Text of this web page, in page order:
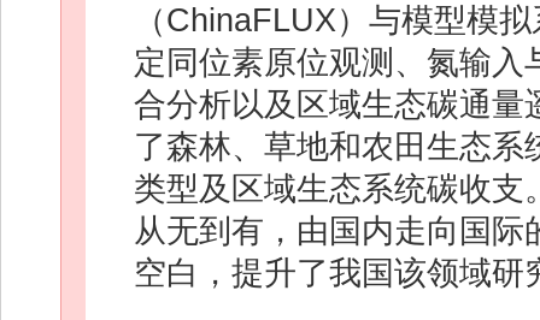
（ChinaFLUX）与模型模
定同位素原位观测、氮输
合分析以及区域生态碳通
了森林、草地和农田生态
类型及区域生态系统碳收
从无到有，由国内走向国
空白，提升了我国该领域研